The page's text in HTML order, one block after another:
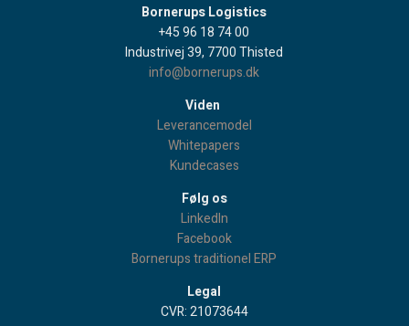
Bornerups Logistics
+45 96 18 74 00
Industrivej 39, 7700 Thisted
info@bornerups.dk
Viden
Leverancemodel
Whitepapers
Kundecases
Følg os
LinkedIn
Facebook
Bornerups traditionel ERP
Legal
CVR: 21073644